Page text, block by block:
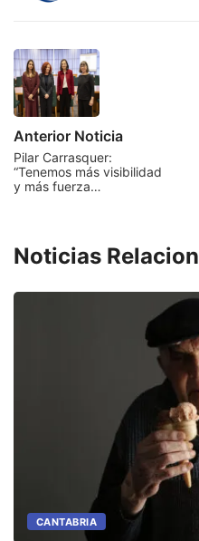
Anterior Noticia
Pilar Carrasquer:
“Tenemos más visibilidad
y más fuerza…
Noticias
CANTABRIA